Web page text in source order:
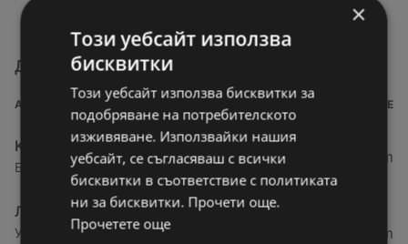
Други магазини от категория Супермаркети
АДРЕС РАЗСТОЯНИЕ
Kaufland хипермаркет
Бул. Панония № 41, 3700 Видин
27,69 km
ЛИДЛ
Ул. „Академик Стефан Младенов“ № 20, 3700
27,78 km
×
Този уебсайт използва
бисквитки
Този уебсайт използва бисквитки за
подобряване на потребителското
изживяване. Използвайки нашия
уебсайт, се съгласяваш с всички
бисквитки в съответствие с политиката
ни за бисквитки. Прочети още.
Прочетете още